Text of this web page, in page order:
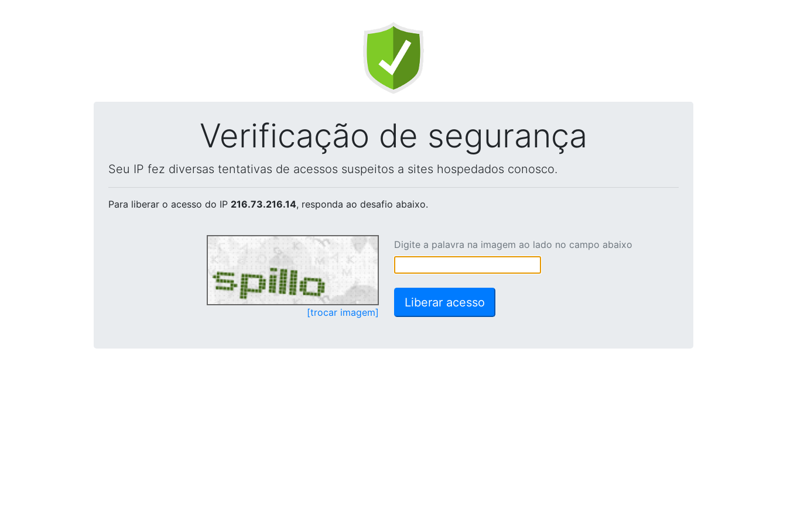
Verificação de segurança
Seu IP fez diversas tentativas de acessos suspeitos a sites hospedados conosco.
Para liberar o acesso do IP 216.73.216.14, responda ao desafio abaixo.
[trocar imagem]
Digite a palavra na imagem ao lado no campo abaixo